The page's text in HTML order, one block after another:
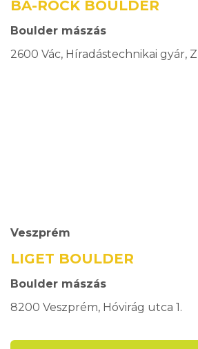
BA-ROCK BOULDER
Boulder mászás
2600 Vác, Híradástechnikai gyár,
Veszprém
LIGET BOULDER
Boulder mászás
8200 Veszprém, Hóvirág utca 1.